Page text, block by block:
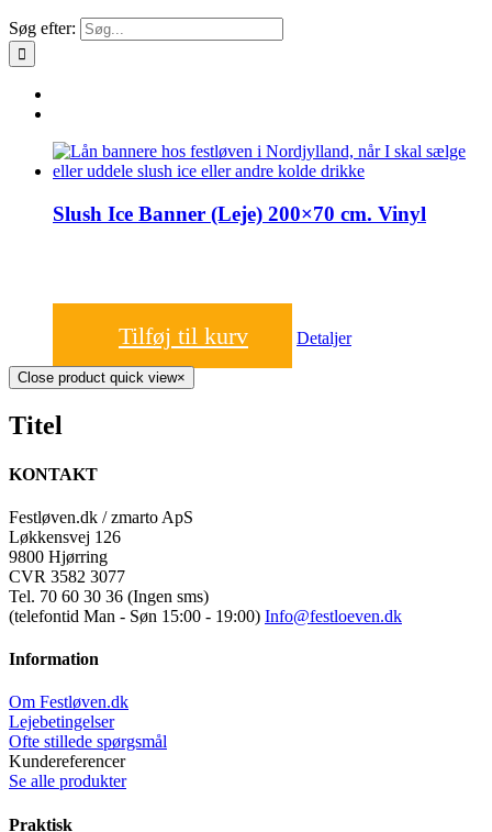
Søg efter:
Slush Ice Banner (Leje) 200×70 cm. Vinyl
Tilføj til kurv Detaljer
Close product quick view×
Titel
KONTAKT
Festløven.dk / zmarto ApS
Løkkensvej 126
9800 Hjørring
CVR 3582 3077
Tel. 70 60 30 36 (Ingen sms)
(telefontid Man - Søn 15:00 - 19:00) Info@festloeven.dk
Information
Om Festløven.dk
Lejebetingelser
Ofte stillede spørgsmål
Kundereferencer
Se alle produkter
Praktisk